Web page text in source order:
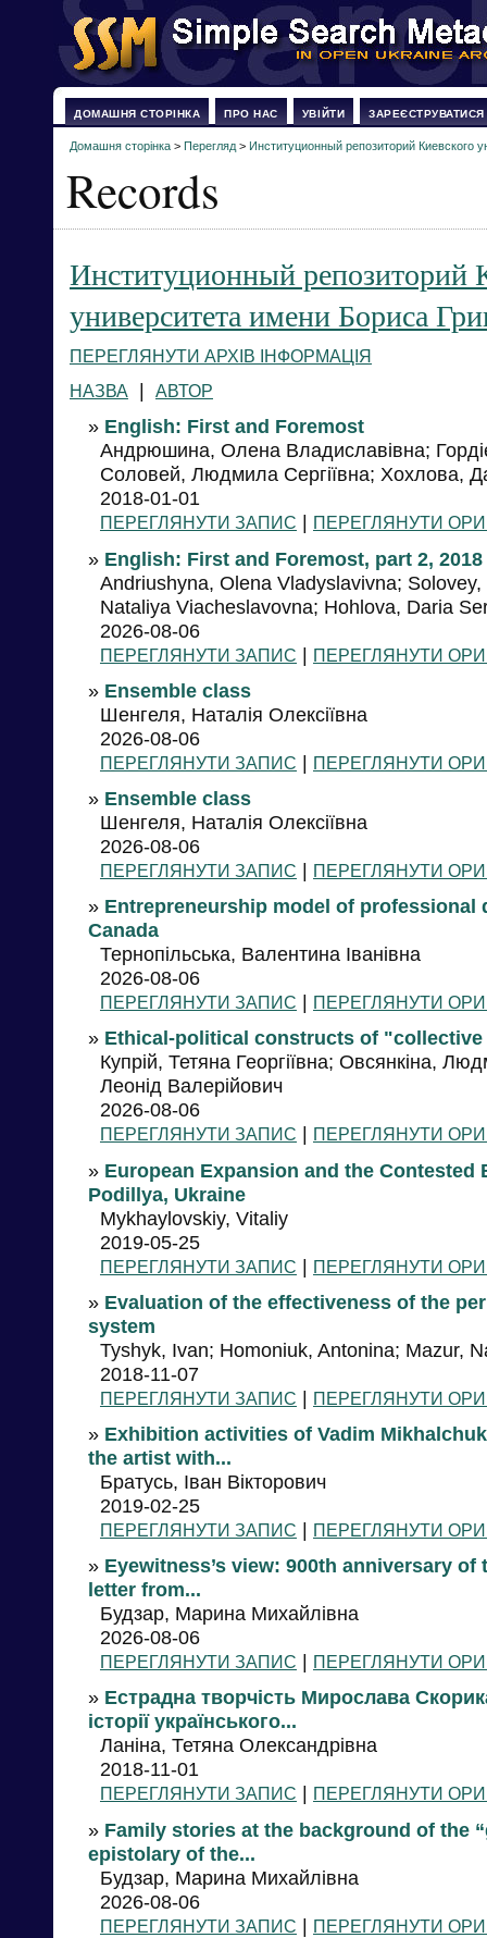
ДОМАШНЯ СТОРІНКА ПРО НАС УВІЙТИ ЗАРЕЄСТРУВАТИСЯ
Домашня сторінка > Перегляд > Институционный репозиторий Киевского
Records
Институционный репозиторий
университета имени Бориса
ПЕРЕГЛЯНУТИ АРХІВ ІНФОРМАЦІЯ
НАЗВА
| АВТОР
» English: First and Foremost
Андрюшина, Олена Владиславівна;
Соловей, Людмила Сергіївна; Хохлова,
2018-01-01
ПЕРЕГЛЯНУТИ ЗАПИС | ПЕРЕГЛЯНУТИ
» English: First and Foremost, part 2, 2018
Andriushyna, Olena Vladyslavivna;
Nataliya Viacheslavovna; Hohlova, Daria
2026-08-06
ПЕРЕГЛЯНУТИ ЗАПИС | ПЕРЕГЛЯНУТИ
» Ensemble class
Шенгеля, Наталія Олексіївна
2026-08-06
ПЕРЕГЛЯНУТИ ЗАПИС | ПЕРЕГЛЯНУТИ
» Ensemble class
Шенгеля, Наталія Олексіївна
2026-08-06
ПЕРЕГЛЯНУТИ ЗАПИС | ПЕРЕГЛЯНУТИ
» Entrepreneurship model of professional
Canada
Тернопільська, Валентина Іванівна
2026-08-06
ПЕРЕГЛЯНУТИ ЗАПИС | ПЕРЕГЛЯНУТИ
» Ethical-political constructs of
Купрій, Тетяна Георгіївна; Овсянкіна,
Леонід Валерійович
2026-08-06
ПЕРЕГЛЯНУТИ ЗАПИС | ПЕРЕГЛЯНУТИ
» European Expansion and the Contested
Podillya, Ukraine
Mykhaylovskiy, Vitaliy
2019-05-25
ПЕРЕГЛЯНУТИ ЗАПИС | ПЕРЕГЛЯНУТИ
» Evaluation of the effectiveness of the
system
Tyshyk, Ivan; Homoniuk, Antonina; Mazur,
2018-11-07
ПЕРЕГЛЯНУТИ ЗАПИС | ПЕРЕГЛЯНУТИ
» Exhibition activities of Vadim
the artist with...
Братусь, Іван Вікторович
2019-02-25
ПЕРЕГЛЯНУТИ ЗАПИС | ПЕРЕГЛЯНУТИ
» Eyewitness’s view: 900th anniversary
letter from...
Будзар, Марина Михайлівна
2026-08-06
ПЕРЕГЛЯНУТИ ЗАПИС | ПЕРЕГЛЯНУТИ
» Eстрадна творчість Мирослава
історії українського...
Ланіна, Тетяна Олександрівна
2018-11-01
ПЕРЕГЛЯНУТИ ЗАПИС | ПЕРЕГЛЯНУТИ
» Family stories at the background of the
epistolary of the...
Будзар, Марина Михайлівна
2026-08-06
ПЕРЕГЛЯНУТИ ЗАПИС | ПЕРЕГЛЯНУТИ